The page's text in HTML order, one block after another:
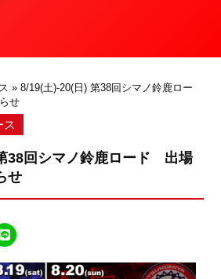
» 8/19(土)-20(日) 第38回シマノ鈴鹿ロー
せ
ス
38回シマノ鈴鹿ロード 出場
せ